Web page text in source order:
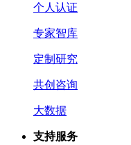
个人认证
专家智库
定制研究
共创咨询
大数据
支持服务